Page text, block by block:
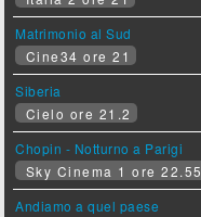
Matrimonio al Sud
Cine34 ore 21
Siberia
Cielo ore 21.2
Chopin - Notturno a Parigi
Sky Cinema 1 ore 22.55
Andiamo a quel paese